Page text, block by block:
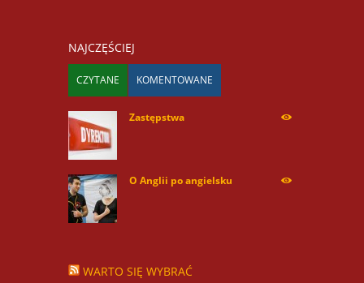
NAJCZĘŚCIEJ
CZYTANE KOMENTOWANE
Zastępstwa
O Anglii po angielsku
WARTO SIĘ WYBRAĆ